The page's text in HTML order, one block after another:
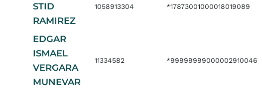
STID
RAMIREZ
1058913304 *17873001000018019089
EDGAR
ISMAEL
VERGARA
MUNEVAR
11334582 *99999999000002910046